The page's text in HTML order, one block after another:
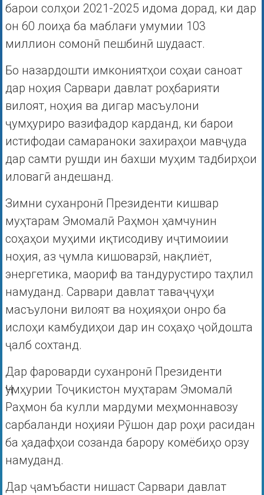
барои солҳои 2021-2025 идома дорад, ки дар
он 60 лоиҳа ба маблағи умумии 103
миллион сомонӣ пешбинӣ шудааст.
Бо назардошти имкониятҳои соҳаи саноат
дар ноҳия Сарвари давлат роҳбарияти
вилоят, ноҳия ва дигар масъулони
ҷумҳуриро вазифадор карданд, ки барои
истифодаи самараноки захираҳои мавҷуда
дар самти рушди ин бахши муҳим тадбирҳои
иловагӣ андешанд.
Зимни суханронӣ Президенти кишвар
муҳтарам Эмомалӣ Раҳмон ҳамчунин
соҳаҳои муҳими иқтисодиву иҷтимоиии
ноҳия, аз ҷумла кишоварзӣ, нақлиёт,
энергетика, маориф ва тандурустиро таҳлил
намуданд. Сарвари давлат таваҷҷуҳи
масъулони вилоят ва ноҳияҳои онро ба
ислоҳи камбудиҳои дар ин соҳаҳо ҷойдошта
ҷалб сохтанд.
Дар фароварди суханронӣ Президенти
Ҷумҳурии Тоҷикистон муҳтарам Эмомалӣ
Раҳмон ба кулли мардуми меҳмоннавозу
сарбаланди ноҳияи Рӯшон дар роҳи расидан
ба ҳадафҳои созанда барору комёбиҳо орзу
намуданд.
Дар ҷамъбасти нишаст Сарвари давлат